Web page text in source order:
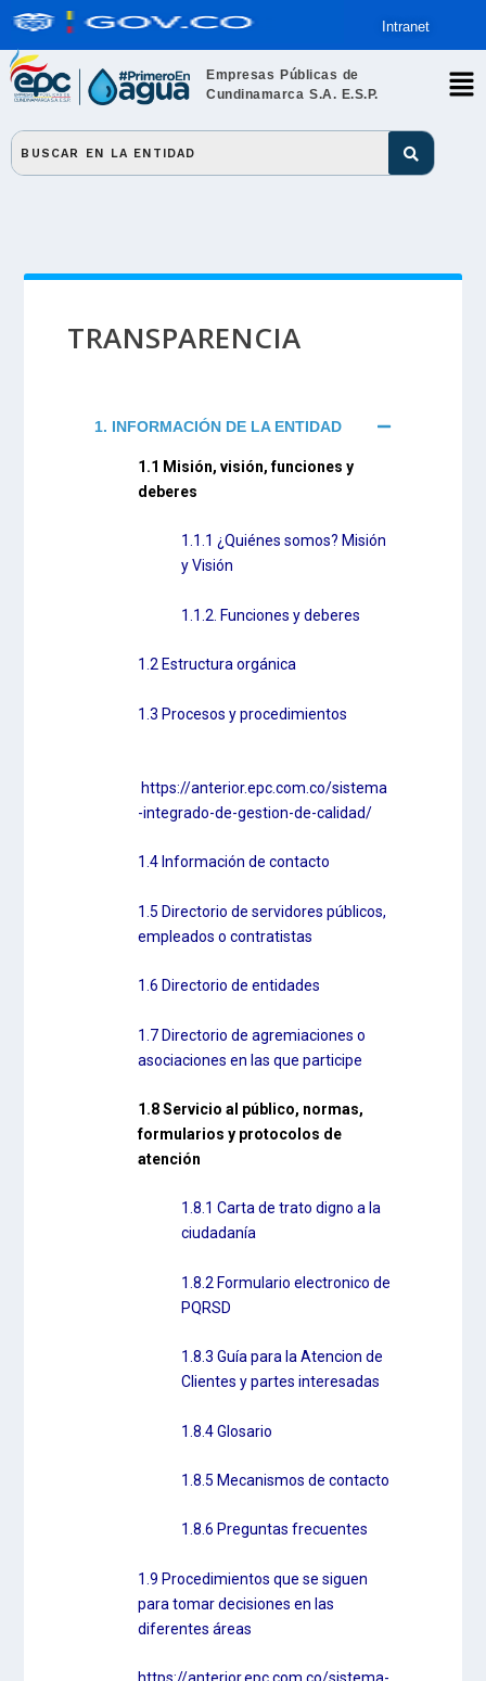
Intranet
Empresas Públicas de
Cundinamarca S.A. E.S.P.
TRANSPARENCIA
1. INFORMACIÓN DE LA ENTIDAD
1.1 Misión, visión, funciones y
deberes
1.1.1 ¿Quiénes somos? Misión
y Visión
1.1.2. Funciones y deberes
1.2 Estructura orgánica
1.3 Procesos y procedimientos
https://anterior.epc.com.co/sistema
-integrado-de-gestion-de-calidad/
1.4 Información de contacto
1.5 Directorio de servidores públicos,
empleados o contratistas
1.6 Directorio de entidades
1.7 Directorio de agremiaciones o
asociaciones en las que participe
1.8 Servicio al público, normas,
formularios y protocolos de
atención
1.8.1 Carta de trato digno a la
ciudadanía
1.8.2 Formulario electronico de
PQRSD
1.8.3 Guía para la Atencion de
Clientes y partes interesadas
1.8.4 Glosario
1.8.5 Mecanismos de contacto
1.8.6 Preguntas frecuentes
1.9 Procedimientos que se siguen
para tomar decisiones en las
diferentes áreas